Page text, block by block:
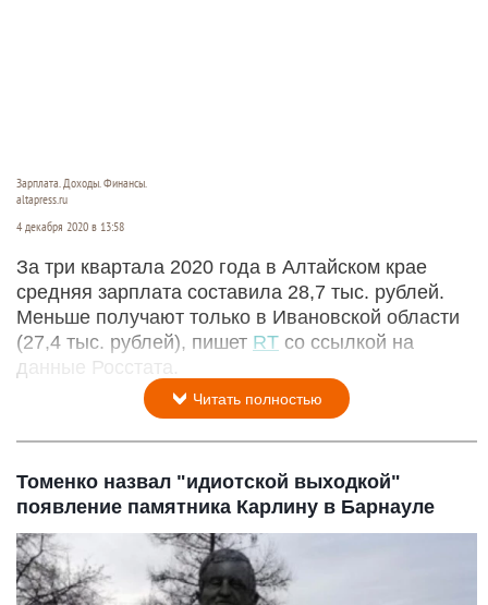
Зарплата. Доходы. Финансы.
altapress.ru
4 декабря 2020 в 13:58
За три квартала 2020 года в Алтайском крае
средняя зарплата составила 28,7 тыс. рублей.
Меньше получают только в Ивановской области
(27,4 тыс. рублей), пишет RT со ссылкой на
данные Росстата.
Читать полностью
Томенко назвал "идиотской выходкой"
появление памятника Карлину в Барнауле